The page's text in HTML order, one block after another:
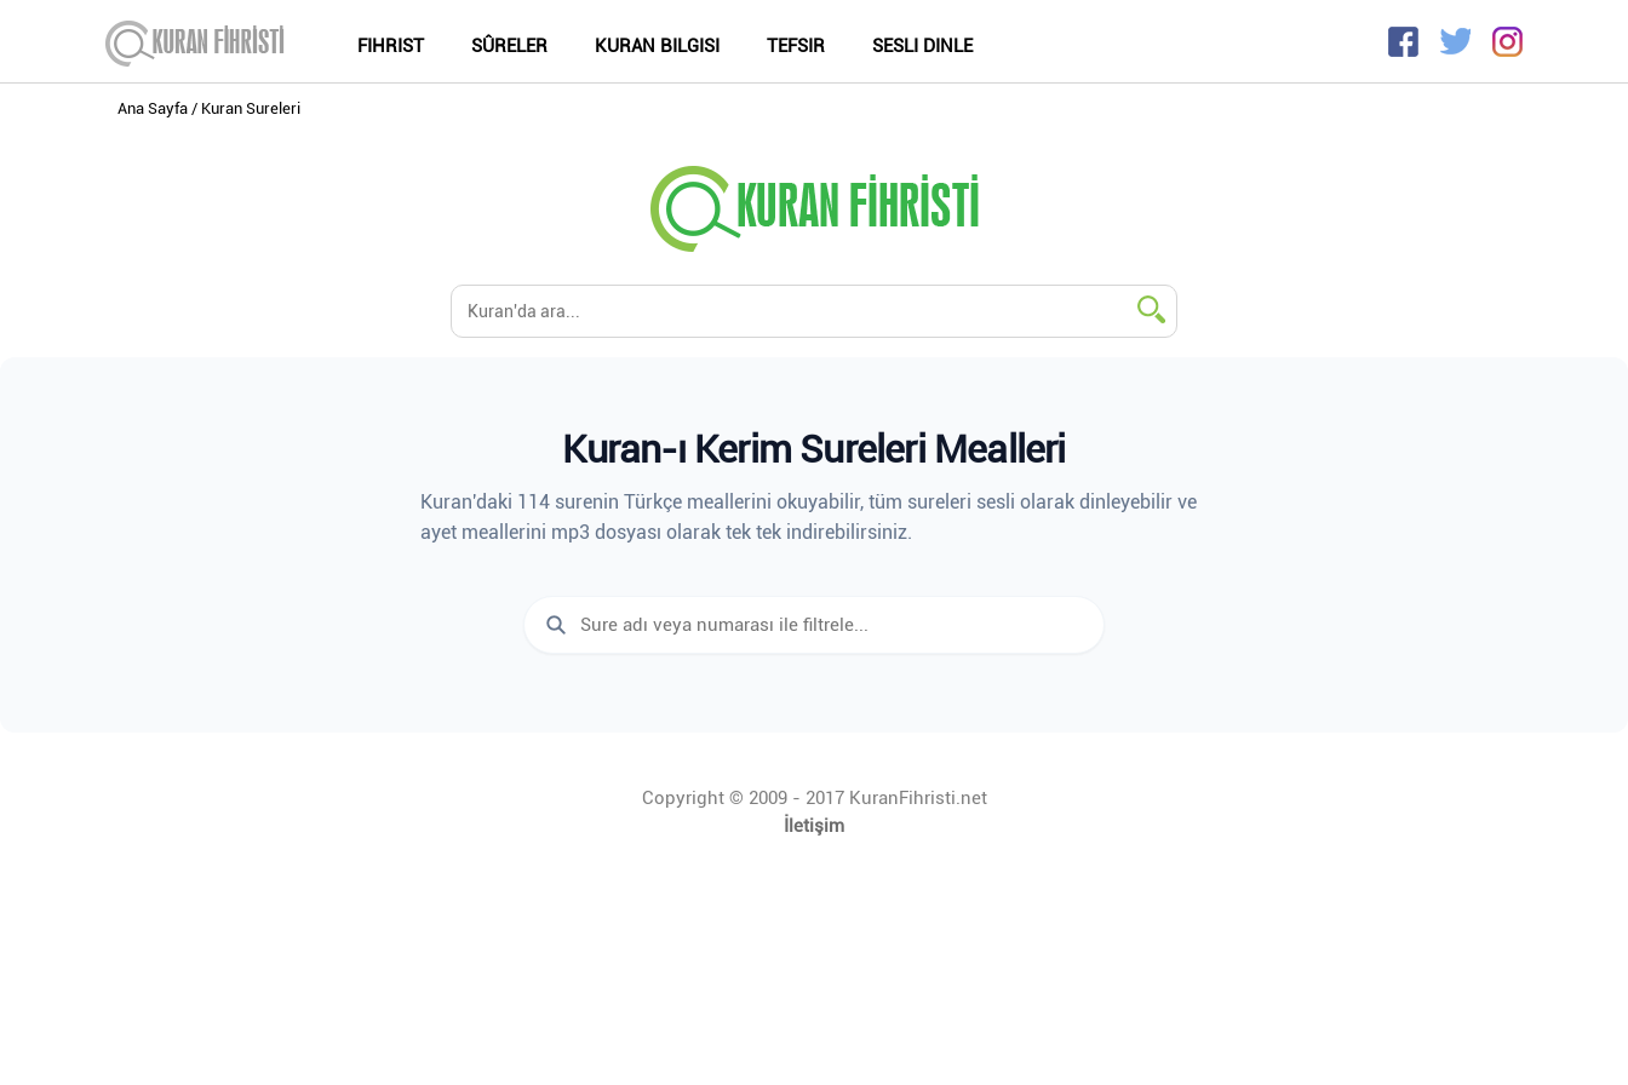
FIHRIST SÛRELER KURAN BILGISI TEFSIR SESLI DINLE
Ana Sayfa Kuran Sureleri
Kuran-ı Kerim Sureleri Mealleri
Kuran'daki 114 surenin Türkçe meallerini okuyabilir, tüm sureleri sesli olarak dinleyebilir ve
ayet meallerini mp3 dosyası olarak tek tek indirebilirsiniz.
Copyright © 2009 - 2017 KuranFihristi.net
İletişim